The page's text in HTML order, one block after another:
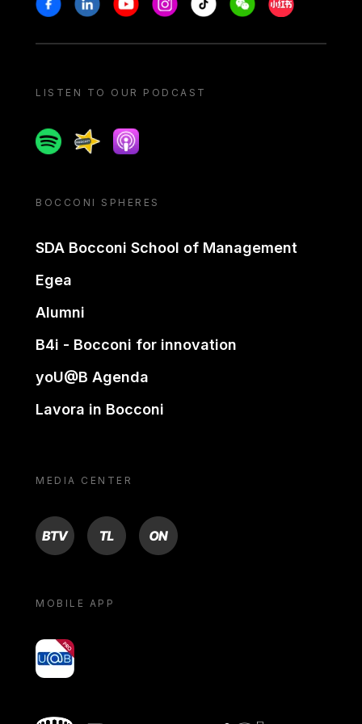
LISTEN TO OUR PODCAST
SpotifySpreakerApple podcast
BOCCONI SPHERES
SDA Bocconi School of Management
Egea
Alumni
B4i - Bocconi for innovation
yoU@B Agenda
Lavora in Bocconi
MEDIA CENTER
BTV TL ON
MOBILE APP
yoU@B